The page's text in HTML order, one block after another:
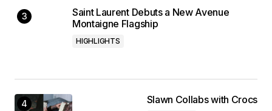
Saint Laurent Debuts a New Avenue
Montaigne Flagship
HIGHLIGHTS
Slawn Collabs with Crocs